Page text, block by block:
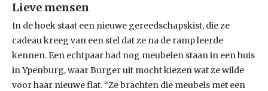
Lieve mensen
In de hoek staat een nieuwe gereedschapskist, die ze
cadeau kreeg van een stel dat ze na de ramp leerde
kennen. Een echtpaar had nog meubelen staan in een huis
in Ypenburg, waar Burger uit mocht kiezen wat ze wilde
voor haar nieuwe flat. “Ze brachten die meubels met een